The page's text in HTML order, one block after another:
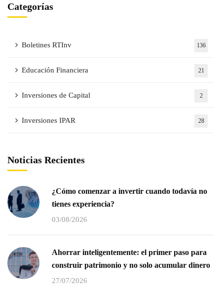
Categorías
Boletines RTInv 136
Educación Financiera 21
Inversiones de Capital 2
Inversiones IPAR 28
Noticias Recientes
¿Cómo comenzar a invertir cuando todavía no
tienes experiencia?
03/08/2026
Ahorrar inteligentemente: el primer paso para
construir patrimonio y no solo acumular dinero
27/07/2026